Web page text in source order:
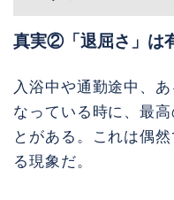
真実②「退屈さ」は
入浴中や通勤途中、
なっている時に、最
とがある。これは偶
る現象だ。